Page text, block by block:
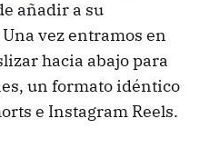
añadir a su
vez entramos en
hacia abajo para
un formato idéntico
e Instagram Reels.